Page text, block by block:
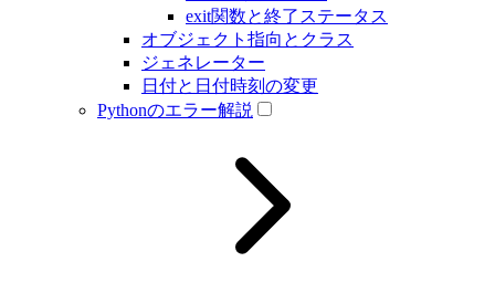
exit関数と終了ステータス
オブジェクト指向とクラス
ジェネレーター
日付と日付時刻の変更
Pythonのエラー解説